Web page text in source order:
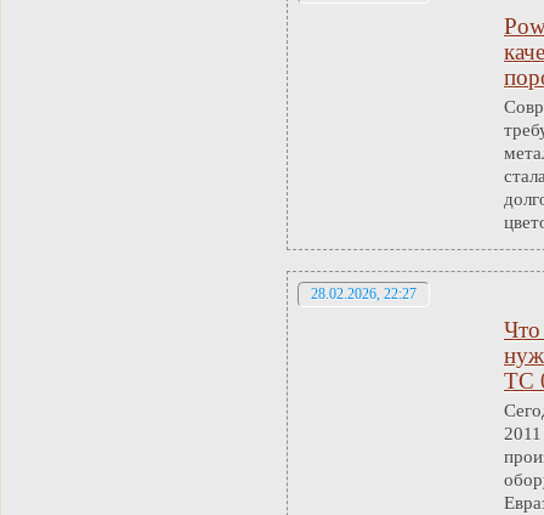
28.02.2026, 22:27
Что
ТС